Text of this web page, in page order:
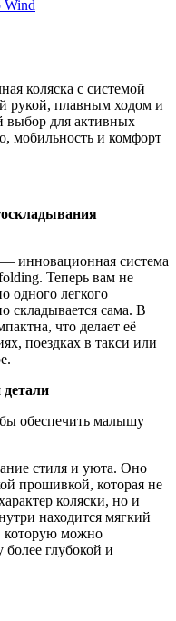
Wind
коляска с системой
рукой, плавным ходом и
выбор для активных
мобильность и комфорт
инновационная система
Теперь вам не
одного легкого
складывается сама. В
что делает её
поездках в такси или
обеспечить малышу
стиля и уюта. Оно
прошивкой, которая не
коляски, но и
находится мягкий
которую можно
более глубокой и